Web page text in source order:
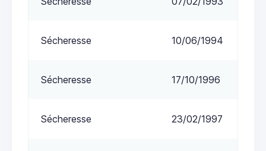
Sécheresse 10/06/1994
Sécheresse 17/10/1996
Sécheresse 23/02/1997